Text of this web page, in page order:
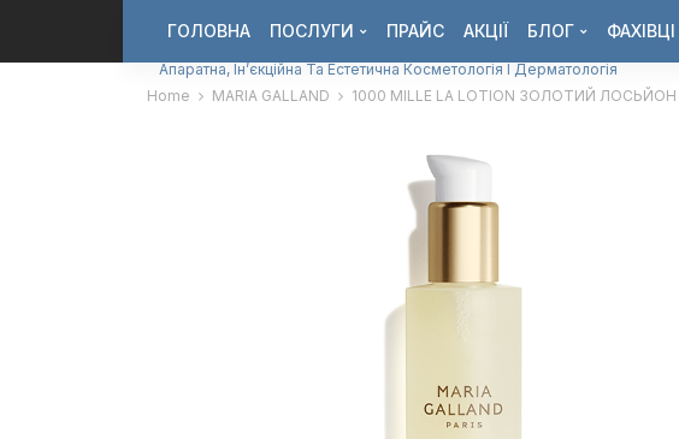
Апаратна, Ін’єкційна Та Естетична Косметологія І Дерматологія
ГОЛОВНА ПОСЛУГИ ПРАЙС АКЦІЇ БЛОГ ФАХІВЦІ
Home MARIA GALLAND 1000 MILLE LA LOTION ЗОЛОТИЙ ЛОСЬЙОН